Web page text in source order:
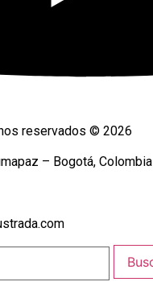
reservados © 2026
– Bogotá, Colombia